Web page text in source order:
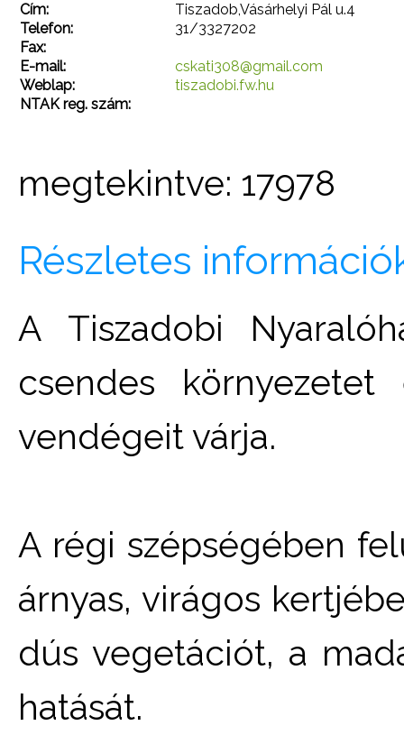
Cím:
Tiszadob,Vásárhelyi Pál u.4
Telefon:
31/3327202
Fax:
E-mail:
cskati308@gmail.com
Weblap:
tiszadobi.fw.hu
NTAK reg. szám:
megtekintve: 17978
Részletes
A Tiszadobi
csendes
vendégeit várja.
A régi szépségében
árnyas, virágos
dús vegetációt, a
hatását.